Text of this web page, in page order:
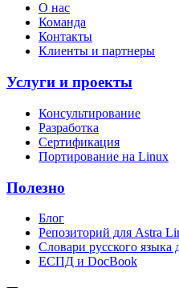
О нас
Команда
Контакты
Клиенты и партнеры
Услуги и проекты
Консультирование
Разработка
Сертификация
Портирование на Linux
Полезно
Блог
Репозиторий для Astra
Словари русского языка
ЕСПД и DocBook